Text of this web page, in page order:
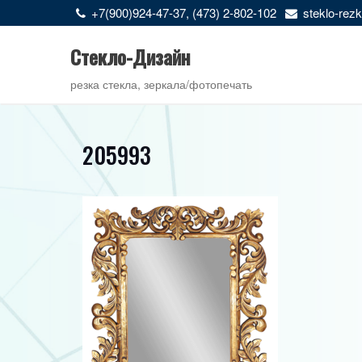
к
содержимому
+7(900)924-47-37, (473) 2-802-102 steklo-
Стекло-Дизайн
резка стекла, зеркала/фотопечать
205993